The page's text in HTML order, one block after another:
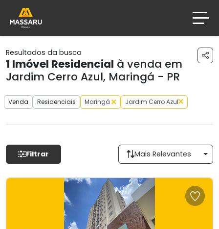
Resultados da busca
1 Imóvel Residencial à venda em
Jardim Cerro Azul, Maringá - PR
Venda Residenciais Maringá Jardim Cerro Azul
Filtrar Mais Relevantes